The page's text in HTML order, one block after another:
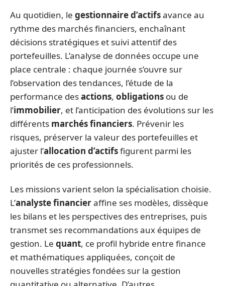
Au quotidien, le gestionnaire d’actifsavance au
rythme des marchés financiers, enchaînant
décisions stratégiques et suivi attentif des
portefeuilles. L’analyse de données occupe une
place centrale : chaque journée s’ouvre sur
l’observation des tendances, l’étude de la
performance desactions, obligations ou de
l’immobilier, et l’anticipation des évolutions sur les
différents marchés financiers. Prévenir les
risques, préserver la valeur des portefeuilles et
ajuster l’allocation d’actifsfigurent parmi les
priorités de ces professionnels.
Les missions varient selon la spécialisation choisie.
L’analyste financieraffine ses modèles, dissèque
les bilans et les perspectives des entreprises, puis
transmet ses recommandations aux équipes de
gestion. Le quant, ce profil hybride entre finance
et mathématiques appliquées, conçoit de
nouvelles stratégies fondées sur la gestion